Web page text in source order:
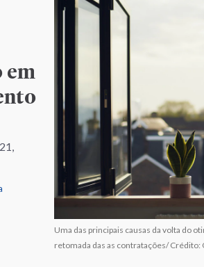
em
Uma das principais causas da volta do
retomada das as contratações/ Crédito: